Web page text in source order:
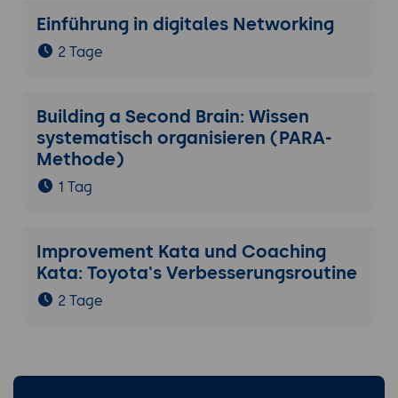
Einführung in digitales Networking
2 Tage
Building a Second Brain: Wissen
systematisch organisieren (PARA-
Methode)
1 Tag
Improvement Kata und Coaching
Kata: Toyota's Verbesserungsroutine
2 Tage